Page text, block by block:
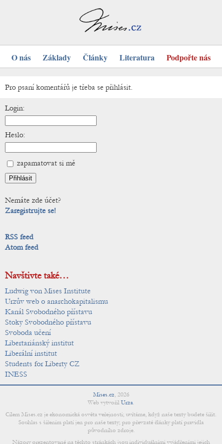
O nás Základy Články Literatura Podpořte nás
Pro psaní komentářů je třeba se přihlásit.
Login:
Heslo:
zapamatovat si mě
Nemáte zde účet?
Zaregistrujte se!
RSS feed
Atom feed
Navštivte také…
Ludwig von Mises Institute
Urzův web o anarchokapitalismu
Kanál Svobodného přístavu
Stoky Svobodného přístavu
Svoboda učení
Libertariánský institut
Liberální institut
Students for Liberty CZ
INESS
Mises.cz, 2026
Web vytvořil Urza.
Cílem Mises.cz je ekonomická osvěta veřejnosti; uvítáme, když naše texty budete šířit.
Souhlas s šířením platí jen pro naše texty; pro převzaté články platí pravidla
původního zdroje.
Názory prezentované na těchto stránkách jsou individuálními vyjádřeními jejich